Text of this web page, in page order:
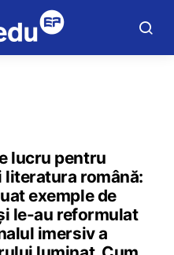
lucru pentru
literatura română:
exemple de
le-au reformulat
imersiv a